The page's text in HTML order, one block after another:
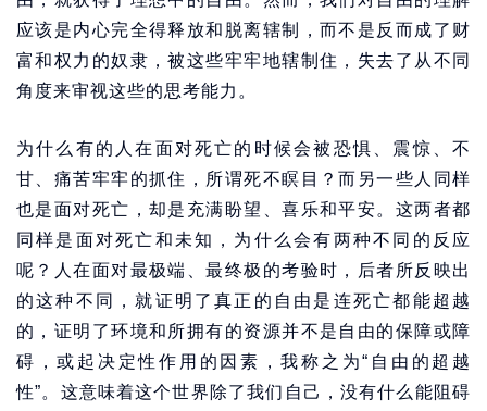
应该是内心完全得释放和脱离辖制，而不是反而成了财
富和权力的奴隶，被这些牢牢地辖制住，失去了从不同
角度来审视这些的思考能力。
为什么有的人在面对死亡的时候会被恐惧、震惊、不
甘、痛苦牢牢的抓住，所谓死不瞑目？而另一些人同样
也是面对死亡，却是充满盼望、喜乐和平安。这两者都
同样是面对死亡和未知，为什么会有两种不同的反应
呢？人在面对最极端、最终极的考验时，后者所反映出
的这种不同，就证明了真正的自由是连死亡都能超越
的，证明了环境和所拥有的资源并不是自由的保障或障
碍，或起决定性作用的因素，我称之为“自由的超越
性”。这意味着这个世界除了我们自己，没有什么能阻碍